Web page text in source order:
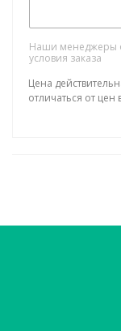
Наши менеджеры
условия заказа
Цена
отличаться от